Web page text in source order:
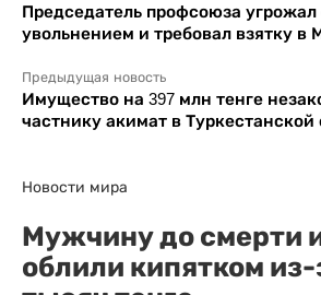
Председатель профсоюза угрожал
увольнением и требовал взятку в
Предыдущая новость
Имущество на 397 млн тенге
частнику акимат в Туркестанской
Новости мира
Мужчину до смерти
облили кипятком из-